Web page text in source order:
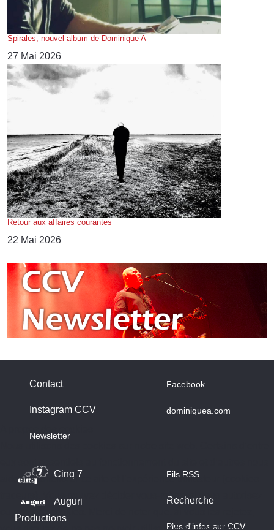
Spirales, nouvel album de Dominique A
27 Mai 2026
Retour aux affaires courantes
22 Mai 2026
Contact
Instagram CCV
Newsletter
Facebook
dominiquea.com
Cinq 7
Auguri
Productions
Fils RSS
Recherche
Plus d'infos sur CCV
aident à améliorer ce site et l’expérience utilisateur (cookies
traceurs). Vous pouvez décider vous-même si vous autorisez
ou non ces cookies. Merci de noter que, si vous les rejetez,